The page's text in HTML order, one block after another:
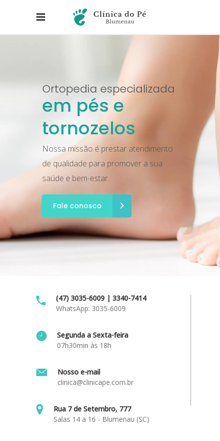
Ortopedia especializada
em pés e
tornozelos
Nossa missão é prestar atendimento
de qualidade para promover a sua
saúde e bem-estar.
Fale conosco
(47) 3035-6009 | 3340-7414
WhatsApp: 3035-6009
Segunda a Sexta-feira
07h30min às 18h
Nosso e-mail
clinica@clinicape.com.br
Rua 7 de Setembro, 777
Salas 14 a 16 - Blumenau (SC)